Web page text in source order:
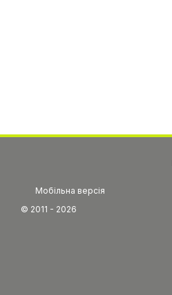
Мобільна версія
© 2011 - 2026